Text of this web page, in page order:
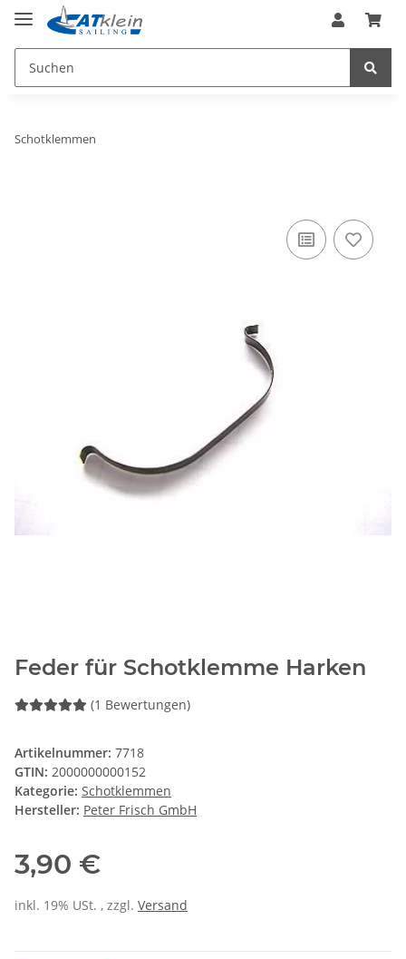
Schotklemmen
Feder für Schotklemme Harken
(1 Bewertungen)
Artikelnummer: 7718
GTIN: 2000000000152
Kategorie: Schotklemmen
Hersteller: Peter Frisch GmbH
3,90 €
inkl. 19% USt. , zzgl. Versand